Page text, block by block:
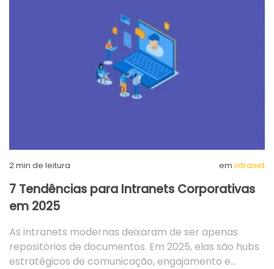
2min de leitura em intranet
7 Tendências para Intranets Corporativas
em 2025
As intranets modernas deixaram de ser apenas
repositórios de documentos. Em 2025, elas são hubs
estratégicos de comunicação, engajamento e…